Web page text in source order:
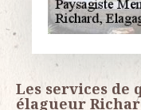
Les services de
élagueur